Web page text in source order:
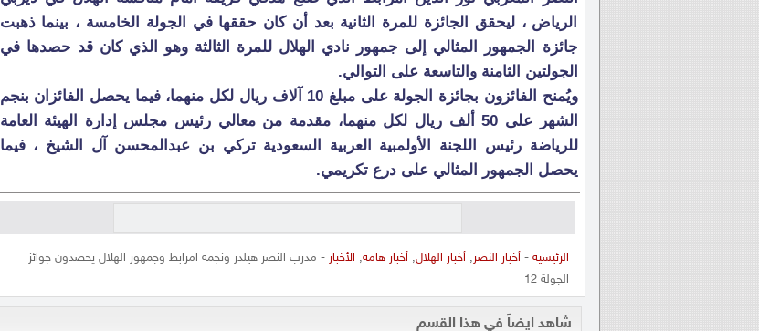
الرياض ، ليحقق الجائزة للمرة الثانية بعد أن كان حققها في الجولة الخامسة ، بينما ذهبت
جائزة الجمهور المثالي إلى جمهور نادي الهلال للمرة الثالثة وهو الذي كان قد حصدها في
الجولتين الثامنة والتاسعة على التوالي.
ويُمنح الفائزون بجائزة الجولة على مبلغ 10 آلاف ريال لكل منهما، فيما يحصل الفائزان بنجم
الشهر على 50 ألف ريال لكل منهما، مقدمة من معالي رئيس مجلس إدارة الهيئة العامة
للرياضة رئيس اللجنة الأولمبية العربية السعودية تركي بن عبدالمحسن آل الشيخ ، فيما
يحصل الجمهور المثالي على درع تكريمي.
الرئيسية -أخبار النصر,أخبار الهلال,أخبار هامة, الأخبار - مدرب النصر هيلدر ونجمه امرابط وجمهور الهلال يحصدون جوائز
الجولة 12
شاهد ايضاً في هذا القسم